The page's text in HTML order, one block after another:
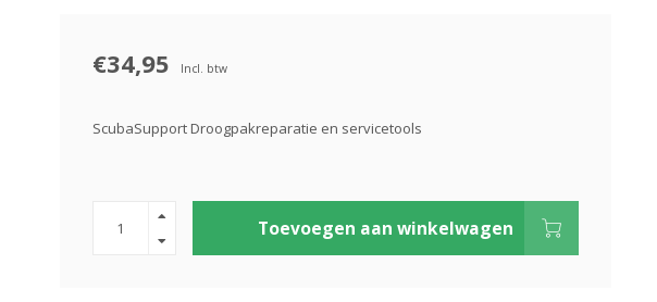
€34,95 Incl. btw
ScubaSupport Droogpakreparatie en servicetools
Toevoegen aan winkelwagen